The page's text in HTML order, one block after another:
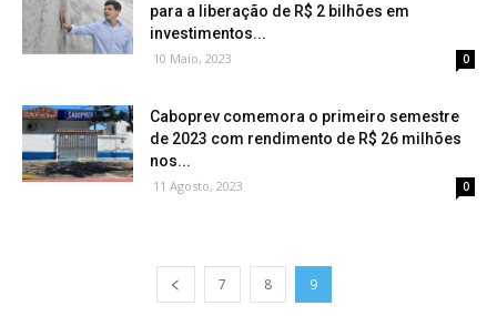
para a liberação de R$ 2 bilhões em
investimentos...
10 Maio, 2023 0
Caboprev comemora o primeiro semestre
de 2023 com rendimento de R$ 26 milhões
nos...
11 Agosto, 2023 0
7 8 9